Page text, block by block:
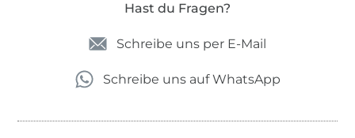
Hast du Fragen?
Schreibe uns per E-Mail
Schreibe uns auf WhatsApp